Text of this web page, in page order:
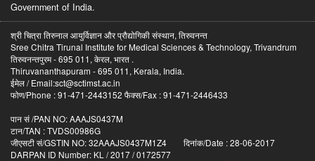
Government of India.
श्री चित्रा तिरुनाल आयुर्विज्ञान और प्रौद्योगिकी संस्थान, तिरुवनन्त
Sree Chitra Tirunal Institute for Medical Sciences & Technology, Trivandrum
तिरुवनन्तपुरम - 695 011, केरल, भारत .
Thiruvananthapuram - 695 011, Kerala, India.
ईमेल / Email:sct@sctimst.ac.in
फोण/Phone : 91-471-2443152 फैक्स/Fax : 91-471-2446433
पान सं /PAN NO: AAAJS0437M
टान/TAN : TVDS00986G
जीएसटी सं/GSTIN NO: 32AAAJS0437M1Z4 दिनांक/Date : 28-06-2017
DARPAN ID Number: KL / 2017 / 0172577